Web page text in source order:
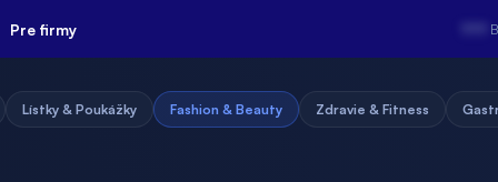
Pre firmy
Lístky & Poukážky Fashion & Beauty Zdravie & Fitness